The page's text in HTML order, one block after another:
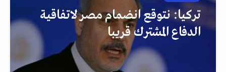
تركيا: نتوقع انضمام مصر لاتفاقية
الدفاع المشترك قريبا